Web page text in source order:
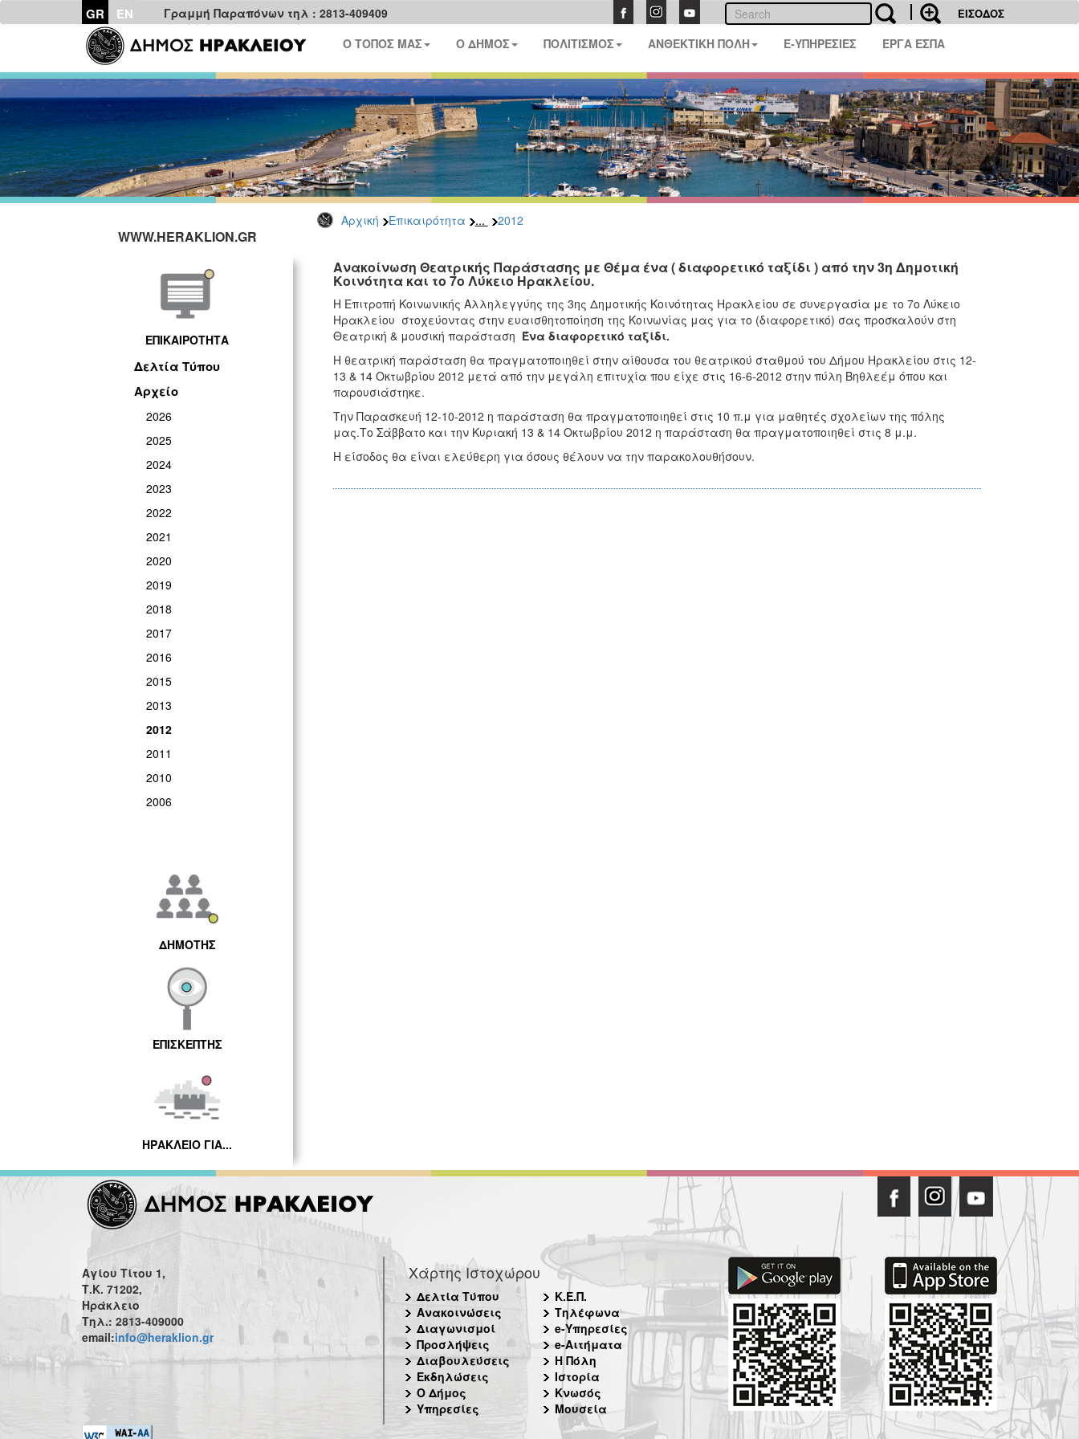
GR EN Γραμμή Παραπόνων τηλ : 2813-409409 ΕΙΣΟΔΟΣ
Ο ΤΟΠΟΣ ΜΑΣ Ο ΔΗΜΟΣ ΠΟΛΙΤΙΣΜΟΣ ΑΝΘΕΚΤΙΚΗ ΠΟΛΗ E-ΥΠΗΡΕΣΙΕΣ ΕΡΓΑ ΕΣΠΑ
Αρχική Επικαιρότητα ... 2012
WWW.HERAKLION.GR
ΕΠΙΚΑΙΡΟΤΗΤΑ
Δελτία Τύπου
Αρχείο
2026
2025
2024
2023
2022
2021
2020
2019
2018
2017
2016
2015
2013
2012
2011
2010
2006
ΔΗΜΟΤΗΣ
ΕΠΙΣΚΕΠΤΗΣ
ΗΡΑΚΛΕΙΟ ΓΙΑ...
Ανακοίνωση Θεατρικής Παράστασης με Θέμα ένα ( διαφορετικό ταξίδι ) από την 3η Δημοτική
Κοινότητα και το 7ο Λύκειο Ηρακλείου.
Η Επιτροπή Κοινωνικής Αλληλεγγύης της 3ης Δημοτικής Κοινότητας Ηρακλείου σε συνεργασία με το 7ο Λύκειο
Ηρακλείου στοχεύοντας στην ευαισθητοποίηση της Κοινωνίας μας για το (διαφορετικό) σας προσκαλούν στη
Θεατρική & μουσική παράσταση Ένα διαφορετικό ταξίδι.
Η θεατρική παράσταση θα πραγματοποιηθεί στην αίθουσα του θεατρικού σταθμού του Δήμου Ηρακλείου στις 12-
13 & 14 Οκτωβρίου 2012 μετά από την μεγάλη επιτυχία που είχε στις 16-6-2012 στην πύλη Βηθλεέμ όπου και
παρουσιάστηκε.
Την Παρασκευή 12-10-2012 η παράσταση θα πραγματοποιηθεί στις 10 π.μ για μαθητές σχολείων της πόλης
μας.Το Σάββατο και την Κυριακή 13 & 14 Οκτωβρίου 2012 η παράσταση θα πραγματοποιηθεί στις 8 μ.μ.
Η είσοδος θα είναι ελεύθερη για όσους θέλουν να την παρακολουθήσουν.
Αγίου Τίτου 1,
Τ.Κ. 71202,
Ηράκλειο
Τηλ.: 2813-409000
email:info@heraklion.gr
Χάρτης Ιστοχώρου
Δελτία Τύπου
Ανακοινώσεις
Διαγωνισμοί
Προσλήψεις
Διαβουλεύσεις
Εκδηλώσεις
Ο Δήμος
Υπηρεσίες
Κ.Ε.Π.
Τηλέφωνα
e-Υπηρεσίες
e-Αιτήματα
Η Πόλη
Ιστορία
Κνωσός
Μουσεία